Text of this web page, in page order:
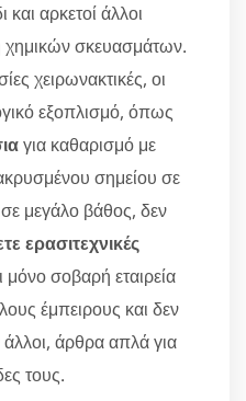
αρκετοί άλλοι
χημικών σκευασμάτων.
χειρωνακτικές, οι
εξοπλισμό, όπως
για καθαρισμό με
σημείου σε
μεγάλο βάθος, δεν
ερασιτεχνικές
μόνο σοβαρή εταιρεία
έμπειρους και δεν
άρθρα απλά για
τους.